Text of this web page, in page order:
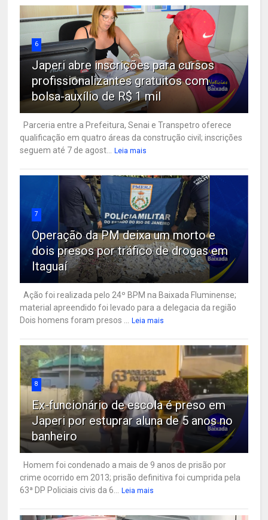
6
Japeri abre inscrições para cursos
profissionalizantes gratuitos com
bolsa-auxílio de R$ 1 mil
Parceria entre a Prefeitura, Senai e Transpetro oferece
qualificação em quatro áreas da construção civil; inscrições
seguem até 7 de agost...
Leia mais
7
Operação da PM deixa um morto e
dois presos por tráfico de drogas em
Itaguaí
Ação foi realizada pelo 24º BPM na Baixada Fluminense;
material apreendido foi levado para a delegacia da região
Dois homens foram presos ...
Leia mais
8
Ex-funcionário de escola é preso em
Japeri por estuprar aluna de 5 anos no
banheiro
Homem foi condenado a mais de 9 anos de prisão por
crime ocorrido em 2013; prisão definitiva foi cumprida pela
63ª DP Policiais civis da 6...
Leia mais